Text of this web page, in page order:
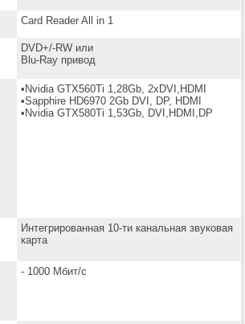
Card Reader All in 1
DVD+/-RW или
Blu-Ray привод
•Nvidia GTX560Ti 1,28Gb, 2xDVI,HDMI
•Sapphire HD6970 2Gb DVI, DP, HDMI
•Nvidia GTX580Ti 1,53Gb, DVI,HDMI,DP
Интегрированная 10-ти канальная звуковая
карта
- 1000 Мбит/с